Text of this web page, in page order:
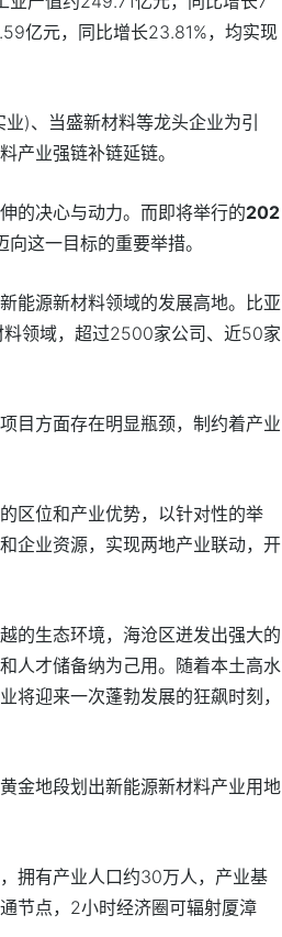
亿元，同比增长23.81%，均实现
)、当盛新材料等龙头企业为引
产业强链补链延链。
的决心与动力。而即将举行的202
向这一目标的重要举措。
能源新材料领域的发展高地。比亚
领域，超过2500家公司、近50家
目方面存在明显瓶颈，制约着产业
区位和产业优势，以针对性的举
企业资源，实现两地产业联动，开
的生态环境，海沧区迸发出强大的
人才储备纳为己用。随着本土高水
将迎来一次蓬勃发展的狂飙时刻，
金地段划出新能源新材料产业用地
拥有产业人口约30万人，产业基
节点，2小时经济圈可辐射厦漳